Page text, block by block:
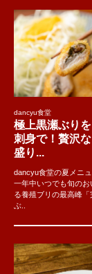
dancyu食堂
極上黒瀬ぶり
刺身で！贅沢
盛り...
dancyu食堂の夏メニュ
一年中いつでも旬のお
る養殖ブリの最高峰
ぶ..